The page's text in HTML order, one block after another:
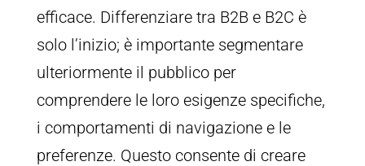
efficace. Differenziare tra B2B e B2C è
solo l’inizio; è importante segmentare
ulteriormente il pubblico per
comprendere le loro esigenze specifiche,
i comportamenti di navigazione e le
preferenze. Questo consente di creare